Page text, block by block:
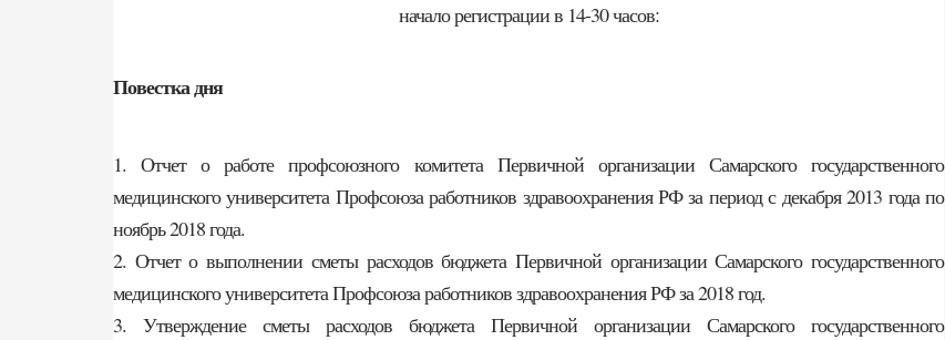
начало регистрации в 14-30 часов:
Повестка дня
1. Отчет о работе профсоюзного комитета Первичной организации Самарского государственного
медицинского университета Профсоюза работников здравоохранения РФ за период с декабря 2013 года по
ноябрь 2018 года.
2. Отчет о выполнении сметы расходов бюджета Первичной организации Самарского государственного
медицинского университета Профсоюза работников здравоохранения РФ за 2018 год.
3. Утверждение сметы расходов бюджета Первичной организации Самарского государственного